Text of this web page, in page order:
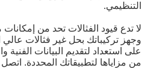
التنظيمي.
وجهز تركيباتك بحل غير فثالات
على استعداد لتقديم البيانات الفنية
من مزاياها لتطبيقاتك المحددة.